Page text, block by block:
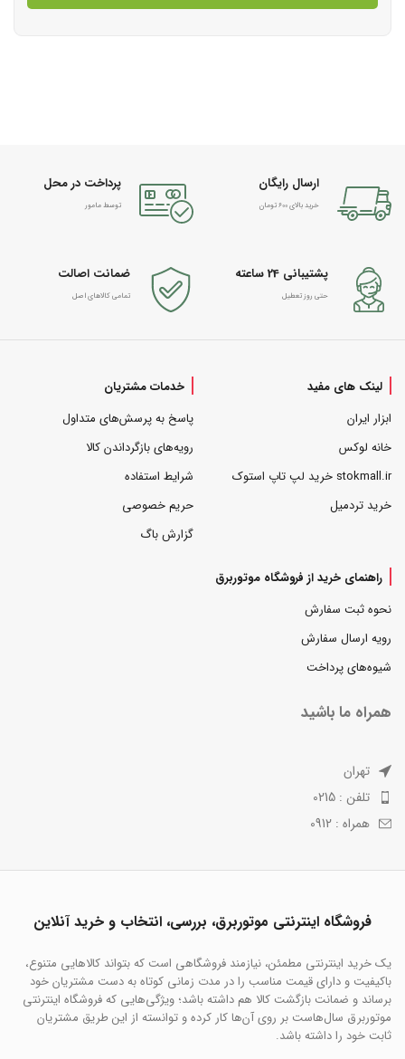
ارسال رایگان
خرید بالای 600 تومان
پرداخت در محل
توسط مامور
پشتیبانی 24 ساعته
حتی روز تعطیل
ضمانت اصالت
تمامی کالاهای اصل
لینک های مفید
ابزار ایران
خانه لوکس
stokmall.ir خرید لپ تاپ استوک
خرید تردمیل
خدمات مشتریان
پاسخ به پرسش‌های متداول
رویه‌های بازگرداندن کالا
شرایط استفاده
حریم خصوصی
گزارش باگ
راهنمای خرید از فروشگاه موتوربرق
نحوه ثبت سفارش
رویه ارسال سفارش
شیوه‌های پرداخت
همراه ما باشید
تهران
تلفن : 0215
همراه : 0912
فروشگاه اینترنتی موتوربرق، بررسی، انتخاب و خرید آنلاین
یک خرید اینترنتی مطمئن، نیازمند فروشگاهی است که بتواند کالاهایی متنوع،
باکیفیت و دارای قیمت مناسب را در مدت زمانی کوتاه به دست مشتریان خود
برساند و ضمانت بازگشت کالا هم داشته باشد؛ ویژگی‌هایی که فروشگاه اینترنتی
موتوربرق سال‌هاست بر روی آن‌ها کار کرده و توانسته از این طریق مشتریان
ثابت خود را داشته باشد.